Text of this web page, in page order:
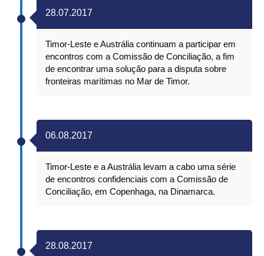
28.07.2017
Timor-Leste e Austrália continuam a participar em
encontros com a Comissão de Conciliação, a fim
de encontrar uma solução para a disputa sobre
fronteiras marítimas no Mar de Timor.
06.08.2017
Timor-Leste e a Austrália levam a cabo uma série
de encontros confidenciais com a Comissão de
Conciliação, em Copenhaga, na Dinamarca.
28.08.2017